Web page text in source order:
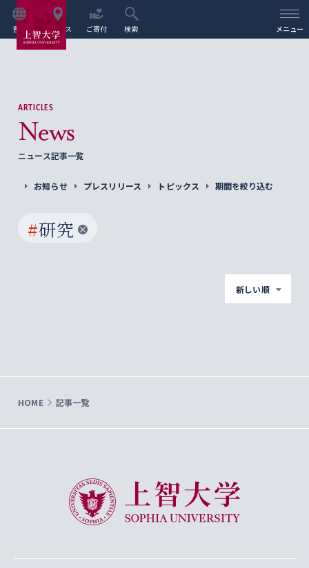
言語 アクセス ご寄付 検索 メニュー
ARTICLES
News
ニュース記事一覧
お知らせ プレスリリース トピックス 期間を絞り込む
#研究
新しい順
HOME 記事一覧
上智大学 Sophia University